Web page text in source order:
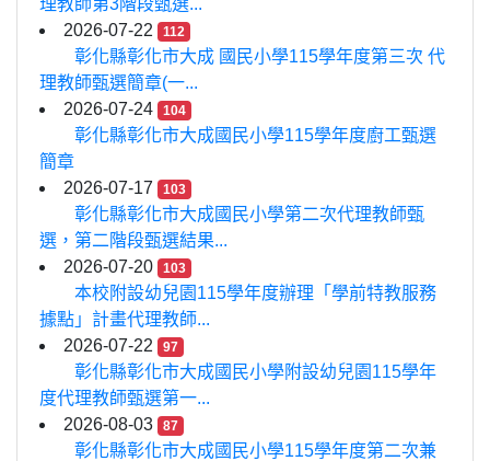
理教師第3階段甄選...
2026-07-22
112
彰化縣彰化市大成 國民小學115學年度第三次 代
理教師甄選簡章(一...
2026-07-24
104
彰化縣彰化市大成國民小學115學年度廚工甄選
簡章
2026-07-17
103
彰化縣彰化市大成國民小學第二次代理教師甄
選，第二階段甄選結果...
2026-07-20
103
本校附設幼兒園115學年度辦理「學前特教服務
據點」計畫代理教師...
2026-07-22
97
彰化縣彰化市大成國民小學附設幼兒園115學年
度代理教師甄選第一...
2026-08-03
87
彰化縣彰化市大成國民小學115學年度第二次兼